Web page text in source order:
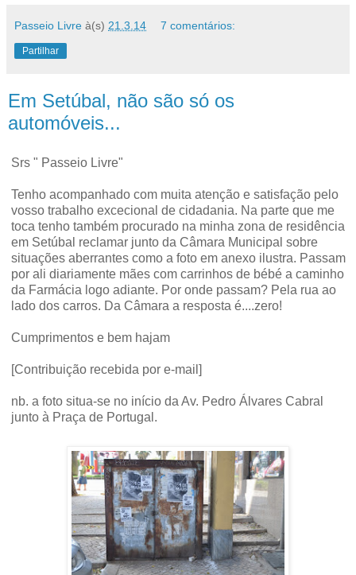
Passeio Livre à(s) 21.3.14 7 comentários:
Partilhar
Em Setúbal, não são só os
automóveis...
Srs " Passeio Livre"
Tenho acompanhado com muita atenção e satisfação pelo
vosso trabalho excecional de cidadania. Na parte que me
toca tenho também procurado na minha zona de residência
em Setúbal reclamar junto da Câmara Municipal sobre
situações aberrantes como a foto em anexo ilustra. Passam
por ali diariamente mães com carrinhos de bébé a caminho
da Farmácia logo adiante. Por onde passam? Pela rua ao
lado dos carros. Da Câmara a resposta é....zero!
Cumprimentos e bem hajam
[Contribuição recebida por e-mail]
nb. a foto situa-se no início da Av. Pedro Álvares Cabral
junto à Praça de Portugal.